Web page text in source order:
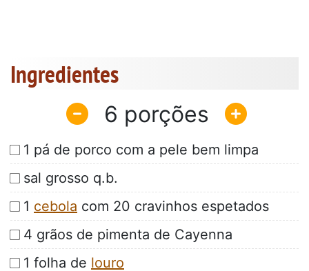
Ingredientes
6
1 pá de porco com a pele bem limpa
sal grosso q.b.
1 cebola com 20 cravinhos espetados
4 grãos de pimenta de Cayenna
1 folha de louro